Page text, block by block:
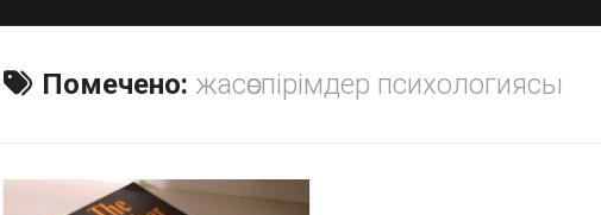
Помечено: жасөспірімдер психологиясы